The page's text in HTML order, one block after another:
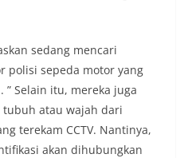
sedang mencari
polisi sepeda motor yang
Selain itu, mereka juga
atau wajah dari
terekam CCTV. Nantinya,
akan dihubungkan